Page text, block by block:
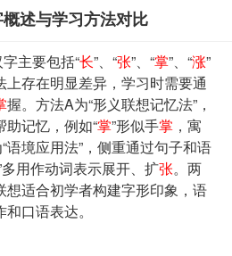
述与学习方法对比
主要包括“长”、“张”、“掌”、“涨”
存在明显差异，学习时需要通
握。方法A为“形义联想记忆法”，
记忆，例如“掌”形似手掌 ，寓
语境应用法”，侧重通过句子和语
多用作动词表示展开、扩张。两
想适合初学者构建字形印象，语
口语表达。